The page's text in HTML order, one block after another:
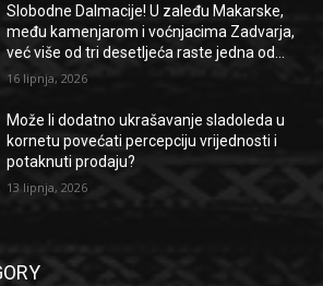
Slobodne Dalmacije! U zaleđu Makarske,
među kamenjarom i voćnjacima Zadvarja,
već više od tri desetljeća raste jedna od...
16 lipnja, 2026
Može li dodatno ukrašavanje sladoleda u
kornetu povećati percepciju vrijednosti i
potaknuti prodaju?
13 lipnja, 2026